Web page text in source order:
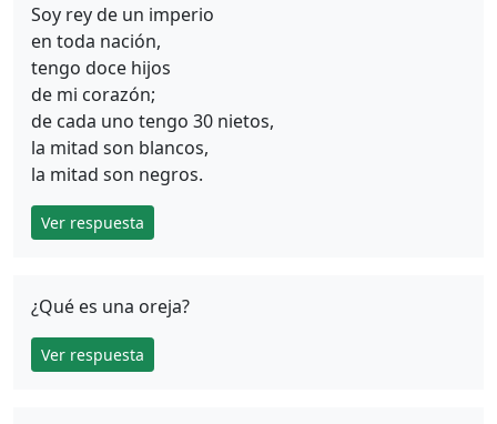
Soy rey de un imperio
en toda nación,
tengo doce hijos
de mi corazón;
de cada uno tengo 30 nietos,
la mitad son blancos,
la mitad son negros.
Ver respuesta
¿Qué es una oreja?
Ver respuesta